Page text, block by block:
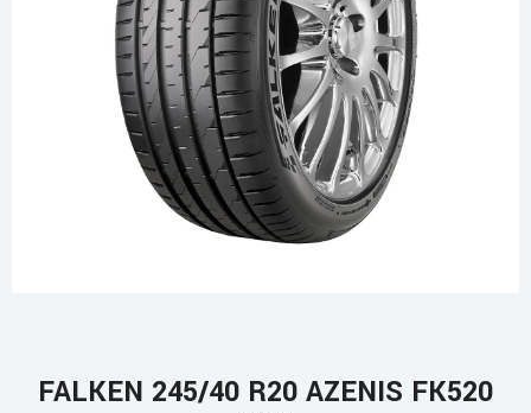
FALKEN 245/40 R20 AZENIS FK520